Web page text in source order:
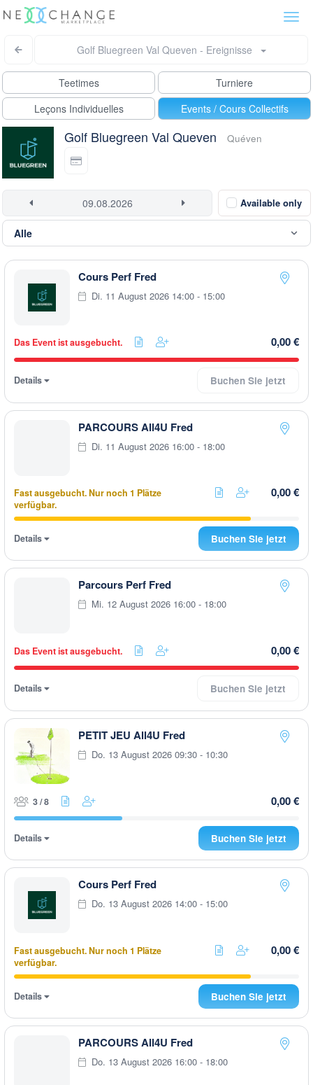
Golf Bluegreen Val Queven - Ereignisse
Teetimes
Turniere
Leçons Individuelles
Events / Cours Collectifs
Golf Bluegreen Val Queven Quéven
Available only
Cours Perf Fred
Di. 11 August 2026 14:00 - 15:00
Das Event ist ausgebucht. 0,00 €
Details Buchen Sie jetzt
PARCOURS All4U Fred
Di. 11 August 2026 16:00 - 18:00
Fast ausgebucht. Nur noch 1 Plätze
verfügbar.
0,00 €
Details Buchen Sie jetzt
Parcours Perf Fred
Mi. 12 August 2026 16:00 - 18:00
Das Event ist ausgebucht. 0,00 €
Details Buchen Sie jetzt
PETIT JEU All4U Fred
Do. 13 August 2026 09:30 - 10:30
3 / 8 0,00 €
Details Buchen Sie jetzt
Cours Perf Fred
Do. 13 August 2026 14:00 - 15:00
Fast ausgebucht. Nur noch 1 Plätze
verfügbar.
0,00 €
Details Buchen Sie jetzt
PARCOURS All4U Fred
Do. 13 August 2026 16:00 - 18:00